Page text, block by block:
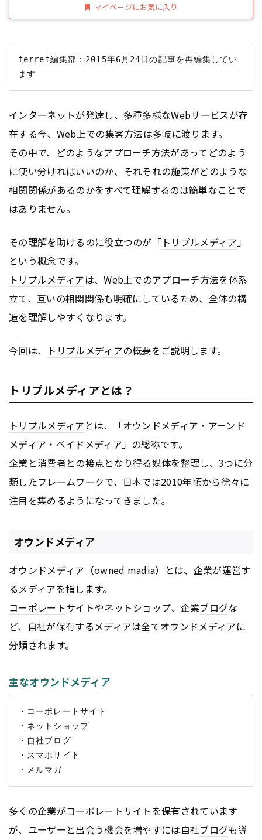
マイページにお気に入り
ferret編集部：2015年6月24日の記事を再編集してい
インターネットが発達し、多種多様なWebサービスが存
在する今、Web上での集客方法は多岐に渡ります。
その中で、どのようなアプローチ方法があってどのよう
に使い分ければいいのか、それぞれの施策がどのような
相関関係があるのかをすべて理解するのは簡単なことで
はありません。
その理解を助けるのに役立つのが「 トリプルメディア」
という概念です。
トリプルメディアは、Web上でのアプローチ方法を体系
立て、互いの相関関係も明確にしているため、全体の構
造を理解しやすくなります。
今回は、 トリプルメディアの概要をご説明します。
トリプルメディアとは？
トリプルメディア とは、「オウンドメディア・アーンド
メディア・ペイドメディア」の総称です。
企業と消費者との接点となり得る媒体を整理し、3つに分
類したフレームワークで、日本では2010年頃から徐々に
注目を集めるようになってきました。
オウンドメディア
オウンドメディア（owned madia）とは、企業が運営す
るメディアを指します。
コーポレートサイトやネットショップ、企業ブログな
ど、自社が保有するメディアは全てオウンドメディアに
分類されます。
主なオウンドメディア
・コーポレートサイト
・ネットショップ
・自社ブログ
・スマホサイト
多くの企業がコーポレートサイトを保有されています
が、ユーザーと出会う機会を増やすには自社ブログも導